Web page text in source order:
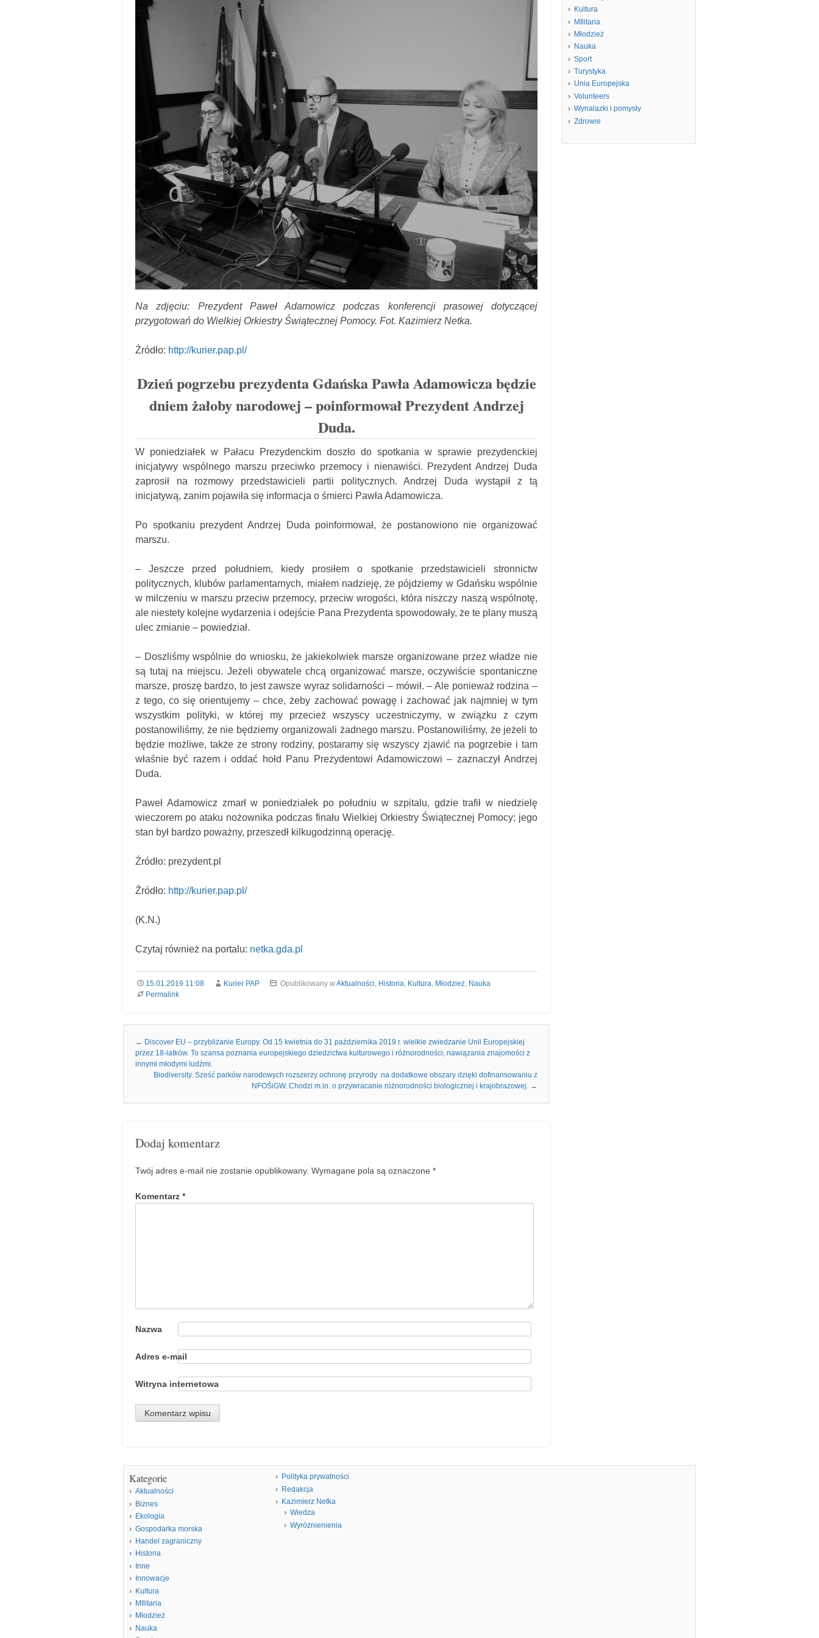
Na zdjęciu: Prezydent Paweł Adamowicz podczas konferencji prasowej dotyczącej
przygotowań do Wielkiej Orkiestry Świątecznej Pomocy. Fot. Kazimierz Netka.
Źródło: http://kurier.pap.pl/
Dzień pogrzebu prezydenta Gdańska Pawła Adamowicza będzie
dniem żałoby narodowej – poinformował Prezydent Andrzej
Duda.
W poniedziałek w Pałacu Prezydenckim doszło do spotkania w sprawie prezydenckiej
inicjatywy wspólnego marszu przeciwko przemocy i nienawiści. Prezydent Andrzej Duda
zaprosił na rozmowy przedstawicieli partii politycznych. Andrzej Duda wystąpił z tą
inicjatywą, zanim pojawiła się informacja o śmierci Pawła Adamowicza.
Po spotkaniu prezydent Andrzej Duda poinformował, że postanowiono nie organizować
marszu.
– Jeszcze przed południem, kiedy prosiłem o spotkanie przedstawicieli stronnictw
politycznych, klubów parlamentarnych, miałem nadzieję, że pójdziemy w Gdańsku wspólnie
w milczeniu w marszu przeciw przemocy, przeciw wrogości, która niszczy naszą wspólnotę,
ale niestety kolejne wydarzenia i odejście Pana Prezydenta spowodowały, że te plany muszą
ulec zmianie – powiedział.
– Doszliśmy wspólnie do wniosku, że jakiekolwiek marsze organizowane przez władze nie
są tutaj na miejscu. Jeżeli obywatele chcą organizować marsze, oczywiście spontaniczne
marsze, proszę bardzo, to jest zawsze wyraz solidarności – mówił. – Ale ponieważ rodzina –
z tego, co się orientujemy – chce, żeby zachować powagę i zachować jak najmniej w tym
wszystkim polityki, w której my przecież wszyscy uczestniczymy, w związku z czym
postanowiliśmy, że nie będziemy organizowali żadnego marszu. Postanowiliśmy, że jeżeli to
będzie możliwe, także ze strony rodziny, postaramy się wszyscy zjawić na pogrzebie i tam
właśnie być razem i oddać hołd Panu Prezydentowi Adamowiczowi – zaznaczył Andrzej
Duda.
Paweł Adamowicz zmarł w poniedziałek po południu w szpitalu, gdzie trafił w niedzielę
wieczorem po ataku nożownika podczas finału Wielkiej Orkiestry Świątecznej Pomocy; jego
stan był bardzo poważny, przeszedł kilkugodzinną operację.
Źródło: prezydent.pl
Źródło: http://kurier.pap.pl/
(K.N.)
Czytaj również na portalu: netka.gda.pl
15.01.2019 11:08 Kurier PAP Opublikowany wAktualności, Historia, Kultura, Młodzież, Nauka
Permalink
Nawigacja we wpisach
← Discover EU – przybliżanie Europy. Od 15 kwietnia do 31 października 2019 r. wielkie zwiedzanie Unii Europejskiej
przez 18-latków. To szansa poznania europejskiego dziedzictwa kulturowego i różnorodności, nawiązania znajomości z
innymi młodymi ludźmi.
Biodiversity. Sześć parków narodowych rozszerzy ochronę przyrody na dodatkowe obszary dzięki dofinansowaniu z
NFOŚiGW. Chodzi m.in. o przywracanie różnorodności biologicznej i krajobrazowej. →
Dodaj komentarz
Twój adres e-mail nie zostanie opublikowany. Wymagane pola są oznaczone *
Komentarz *
Nazwa
Adres e-mail
Witryna internetowa
Kultura
MIlitaria
Młodzież
Nauka
Sport
Turystyka
Unia Europejska
Volunteers
Wynalazki i pomysły
Zdrowie
Kategorie
Aktualności
Biznes
Ekologia
Gospodarka morska
Handel zagraniczny
Historia
Inne
Innowacje
Kultura
MIlitaria
Młodzież
Nauka
Polityka prywatności
Redakcja
Kazimierz Netka
Wiedza
Wyróżnienienia